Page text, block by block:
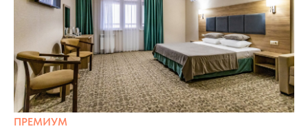
ПРЕМИУМ